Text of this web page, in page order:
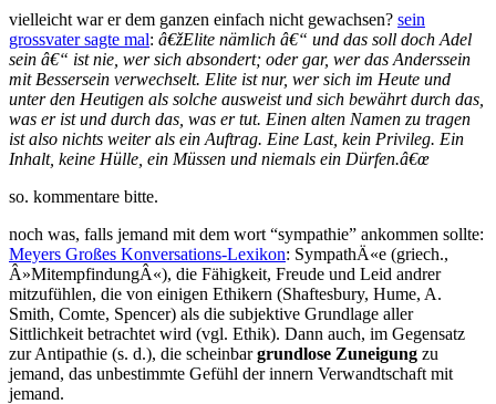
vielleicht war er dem ganzen einfach nicht gewachsen? sein
grossvater sagte mal: â€žElite nämlich â€“ und das soll doch Adel
sein â€“ ist nie, wer sich absondert; oder gar, wer das Anderssein
mit Bessersein verwechselt. Elite ist nur, wer sich im Heute und
unter den Heutigen als solche ausweist und sich bewährt durch das,
was er ist und durch das, was er tut. Einen alten Namen zu tragen
ist also nichts weiter als ein Auftrag. Eine Last, kein Privileg. Ein
Inhalt, keine Hülle, ein Müssen und niemals ein Dürfen.â€œ
so. kommentare bitte.
noch was, falls jemand mit dem wort “sympathie” ankommen sollte:
Meyers Großes Konversations-Lexikon: SympathÄ«e (griech.,
Â»MitempfindungÂ«), die Fähigkeit, Freude und Leid andrer
mitzufühlen, die von einigen Ethikern (Shaftesbury, Hume, A.
Smith, Comte, Spencer) als die subjektive Grundlage aller
Sittlichkeit betrachtet wird (vgl. Ethik). Dann auch, im Gegensatz
zur Antipathie (s. d.), die scheinbargrundlose Zuneigung zu
jemand, das unbestimmte Gefühl der innern Verwandtschaft mit
jemand.